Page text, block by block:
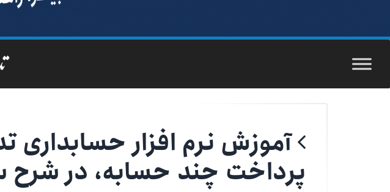
آموزش نرم افزار
پرداخت چند حسابه، در شرح